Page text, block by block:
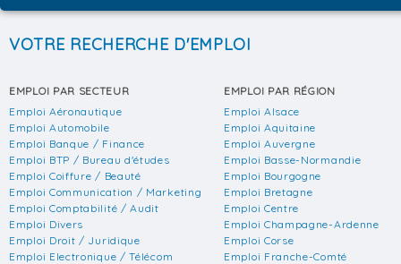
VOTRE RECHERCHE D'EMPLOI
EMPLOI PAR SECTEUR
Emploi Aéronautique
Emploi Automobile
Emploi Banque / Finance
Emploi BTP / Bureau d'études
Emploi Coiffure / Beauté
Emploi Communication / Marketing
Emploi Comptabilité / Audit
Emploi Divers
Emploi Droit / Juridique
Emploi Electronique / Télécom
EMPLOI PAR RÉGION
Emploi Alsace
Emploi Aquitaine
Emploi Auvergne
Emploi Basse-Normandie
Emploi Bourgogne
Emploi Bretagne
Emploi Centre
Emploi Champagne-Ardenne
Emploi Corse
Emploi Franche-Comté